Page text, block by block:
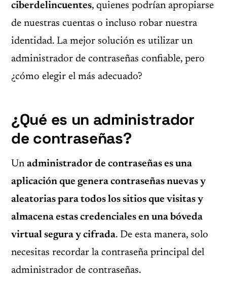
ciberdelincuentes, quienes podrían apropiarse
de nuestras cuentas o incluso robar nuestra
identidad. La mejor solución es utilizar un
administrador de contraseñas confiable, pero
¿cómo elegir el más adecuado?
¿Qué es un administrador
de contraseñas?
Un administrador de contraseñas es una
aplicación que genera contraseñas nuevas y
aleatorias para todos los sitios que visitas y
almacena estas credenciales en una bóveda
virtual segura y cifrada. De esta manera, solo
necesitas recordar la contraseña principal del
administrador de contraseñas.